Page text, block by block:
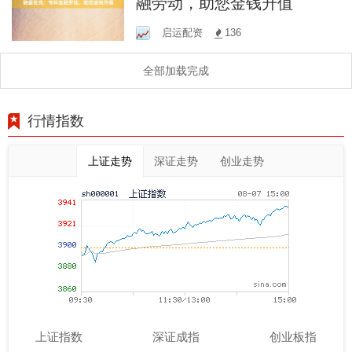
启运配资 136
全部加载完成
行情指数
上证走势 深证走势 创业走势
上证指数 深证成指 创业板指